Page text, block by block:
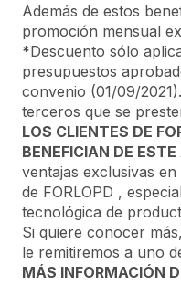
Además de estos
promoción mensual
*Descuento sólo
presupuestos
convenio (01/09/
terceros que se
LOS CLIENTES DE
BENEFICIAN DE ESTE
ventajas exclusivas
de FORLOPD ,
tecnológica de
Si quiere conocer
le remitiremos a uno
MÁS INFORMACIÓN